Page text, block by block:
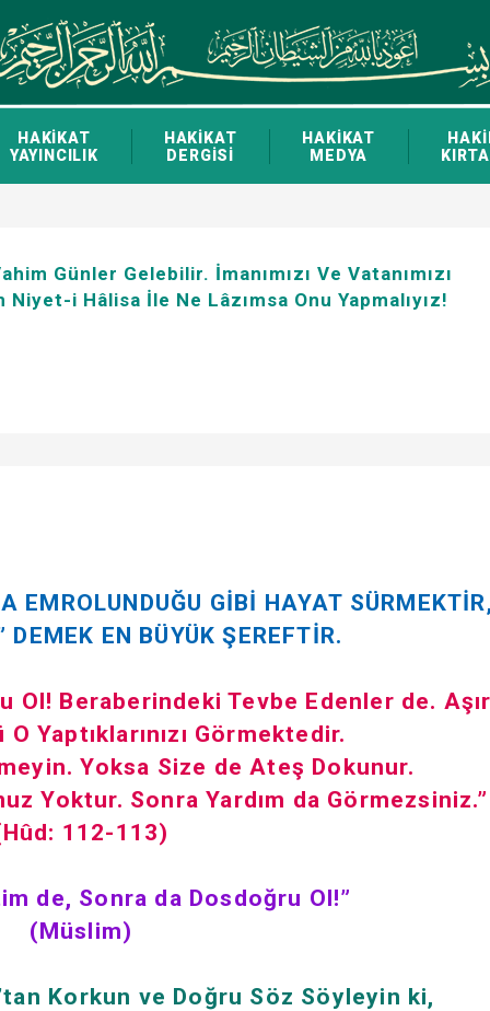
HAKİKAT
YAYINCILIK
HAKİKAT
DERGİSİ
HAKİKAT
MEDYA
Günler Gelebilir. İmanımızı Ve Vatanımızı
i Hâlisa İle Ne Lâzımsa Onu Yapmalıyız!
EMROLUNDUĞU GİBİ HAYAT
EN BÜYÜK ŞEREFTİR.
Ol! Beraberindeki Tevbe Edenler de.
Yaptıklarınızı Görmektedir.
Yoksa Size de Ateş Dokunur.
Yoktur. Sonra Yardım da Görmezsiniz.”
112-113)
de, Sonra da Dosdoğru Ol!”
(Müslim)
Korkun ve Doğru Söz Söyleyin ki,